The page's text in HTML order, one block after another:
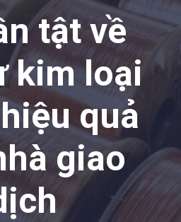
tật về
kim loại
quả
giao